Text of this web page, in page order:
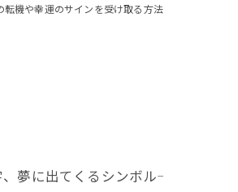
転機や幸運のサインを受け取る方法
に出てくるシンボル――